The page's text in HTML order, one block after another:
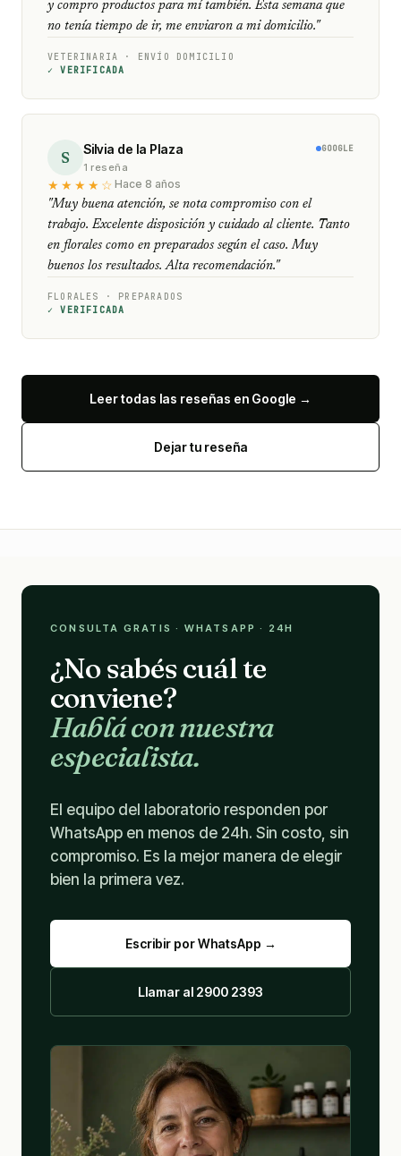
y compro productos para mí también. Esta semana que
no tenía tiempo de ir, me enviaron a mi domicilio."
VETERINARIA · ENVÍO DOMICILIO
✓ VERIFICADA
S Silvia de la Plaza
1 reseña
GOOGLE
★★★★☆ Hace 8 años
"Muy buena atención, se nota compromiso con el
trabajo. Excelente disposición y cuidado al cliente. Tanto
en florales como en preparados según el caso. Muy
buenos los resultados. Alta recomendación."
FLORALES · PREPARADOS
✓ VERIFICADA
Leer todas las reseñas en Google →
Dejar tu reseña
CONSULTA GRATIS · WHATSAPP · 24H
¿No sabés cuál te
conviene?
Hablá con nuestra
especialista.
El equipo del laboratorio responden por
WhatsApp en menos de 24h. Sin costo, sin
compromiso. Es la mejor manera de elegir
bien la primera vez.
Escribir por WhatsApp →
Llamar al 2900 2393